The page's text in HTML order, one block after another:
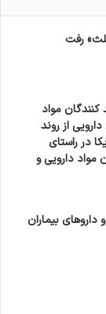
رفت
مواد
از روند
در راستای
مواد دارویی و
داروهای بیماران